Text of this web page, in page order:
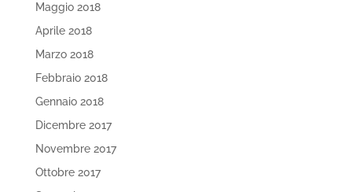
Maggio 2018
Aprile 2018
Marzo 2018
Febbraio 2018
Gennaio 2018
Dicembre 2017
Novembre 2017
Ottobre 2017